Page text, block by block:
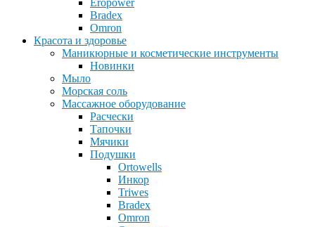
Eropower
Bradex
Omron
Красота и здоровье
Маникюрные и косметические инструменты
Новинки
Мыло
Морская соль
Массажное оборудование
Расчески
Тапочки
Мячики
Подушки
Ortowells
Инкор
Triwes
Bradex
Omron